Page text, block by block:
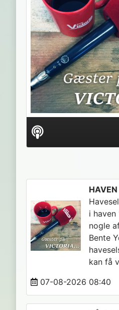
Audio
i
nogle
Bente
kan få
07-08-2026 08:40